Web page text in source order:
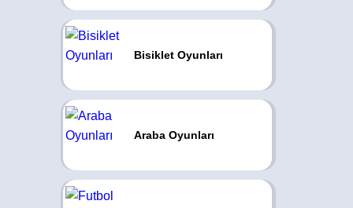
Bisiklet Oyunları
Araba Oyunları